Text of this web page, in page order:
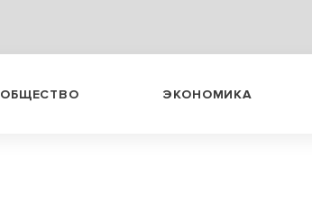
ОБЩЕСТВО ЭКОНОМИКА